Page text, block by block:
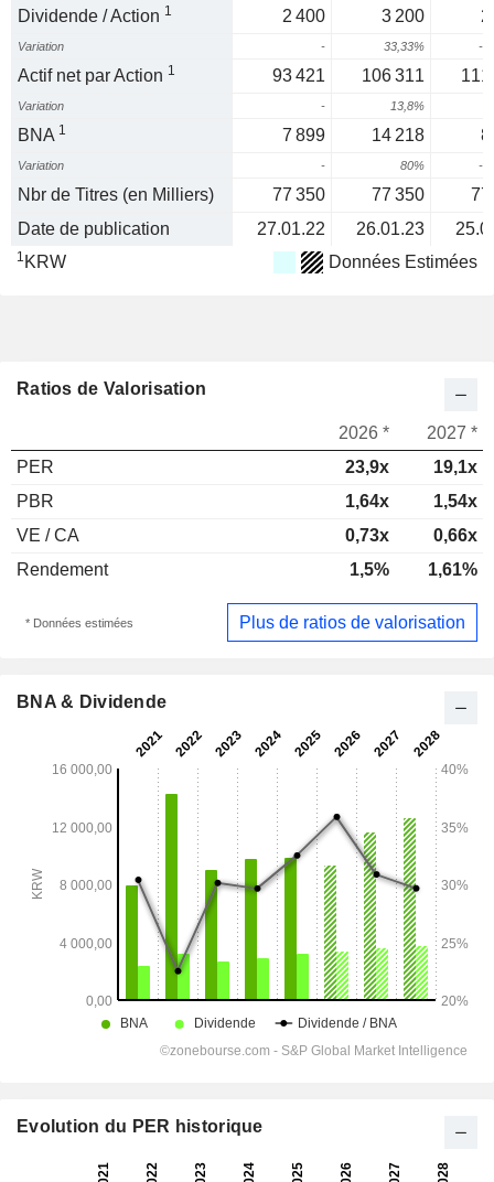
Dividende / Action 1 2 400 3 200
Variation - 33,33% -
Actif net par Action 1 93 421 106 311 111
Variation - 13,8%
BNA 1 7 899 14 218 8
Variation - 80% -
Nbr de Titres (en Milliers) 77 350 77 350
77
Date de publication
27.01.22 26.01.23
1 KRW Données Estimées
Ratios de Valorisation
2026 *
2027 *
PER
23,9x
19,1x
PBR
1,64x
1,54x
VE / CA
0,73x
0,66x
Rendement
1,5% 1,61%
* Données estimées Plus de ratios de valorisation
BNA & Dividende
Evolution du PER historique